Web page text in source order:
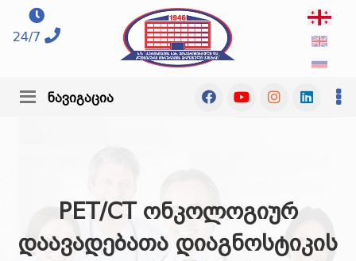
24/7
ნავიგაცია
PET/CT ონკოლოგიურ
დაავადებათა დიაგნოსტიკის